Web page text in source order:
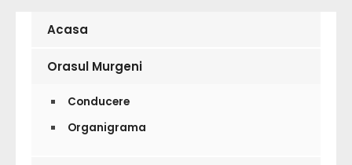
Acasa
Orasul Murgeni
Conducere
Organigrama